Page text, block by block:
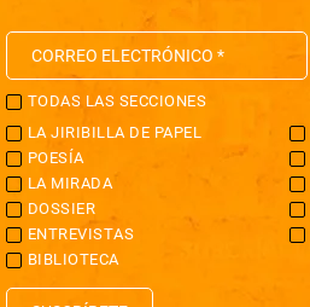
TODAS LAS SECCIONES
LA JIRIBILLA DE PAPEL
POESÍA
LA MIRADA
DOSSIER
ENTREVISTAS
BIBLIOTECA